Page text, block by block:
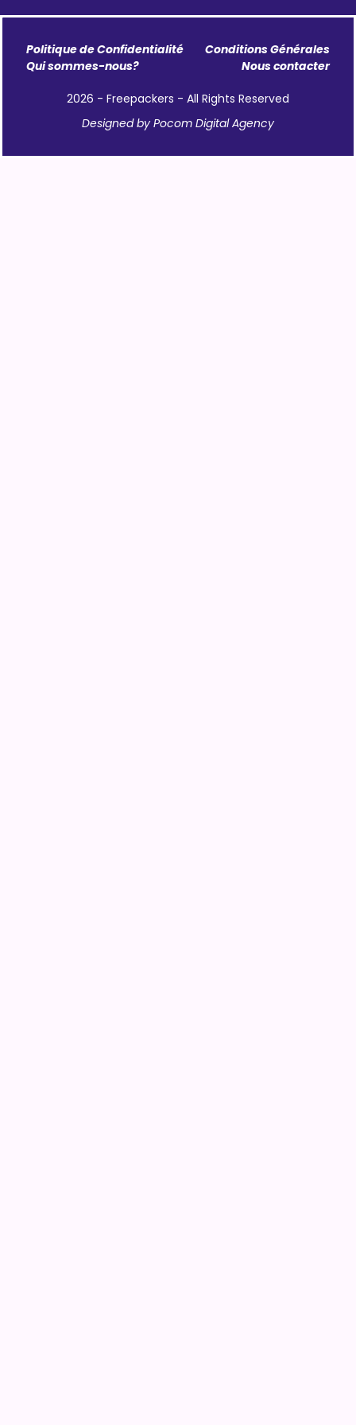
Politique de Confidentialité
Conditions Générales
Qui sommes-nous?
Nous contacter
2026 - Freepackers - All Rights Reserved​
Designed by Pocom Digital Agency